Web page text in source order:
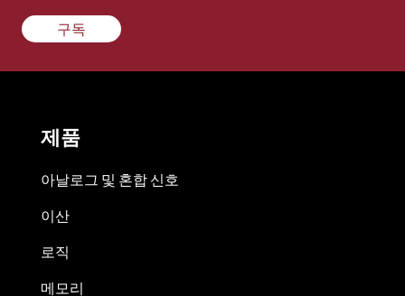
구독
제품
아날로그 및 혼합 신호
이산
로직
메모리